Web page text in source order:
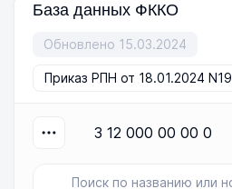
База данных ФККО
Обновлено 15.03.2024
Приказ РПН от 18.01.2024 N19
3 12 000 00 00 0